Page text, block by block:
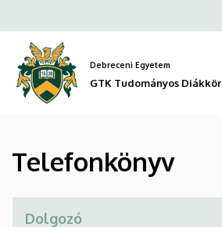
GTK
Tudományos
Diákkör
a
tartalomra
Debreceni Egyetem
GTK Tudományos Diákkör
Telefonkönyv